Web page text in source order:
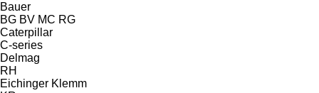
Bauer
BG BV MC RG
Caterpillar
C-series
Delmag
RH
Eichinger Klemm